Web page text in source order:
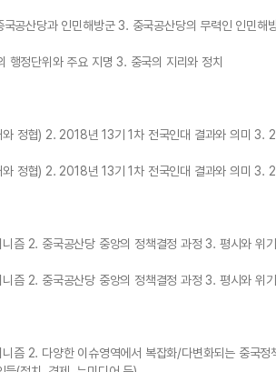
공산당과 인민해방군 3. 중국공산당의 무력인 인민해
행정단위와 주요 지명 3. 중국의 지리와 정치
와 정협) 2. 2018년 13기 1차 전국인대 결과와 의미 3.
와 정협) 2. 2018년 13기 1차 전국인대 결과와 의미 3.
즘 2. 중국공산당 중앙의 정책결정 과정 3. 평시와 위
즘 2. 중국공산당 중앙의 정책결정 과정 3. 평시와 위
즘 2. 다양한 이슈영역에서 복잡화/다변화되는 중국정